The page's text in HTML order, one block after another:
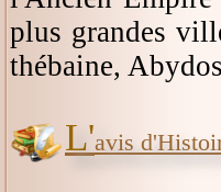
plus grandes
thébaine,
L'avis